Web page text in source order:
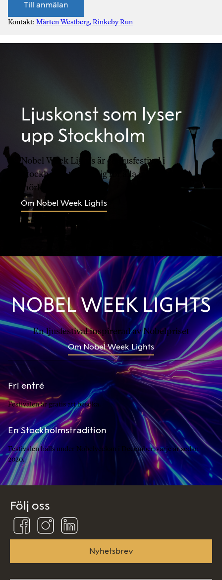
Till anmälan
Kontakt: Mårten Westberg, Rinkeby Run
Ljuskonst som lyser
upp Stockholm
Nobel Week Lights är en ljusfestival i
Stockholm, tillgänglig för alla under årets
mörkaste tid.
Om Nobel Week Lights
NOBEL WEEK LIGHTS
En ljusfestival inspirerad av Nobelpriset
Om Nobel Week Lights
Fri entré
Festivalen är gratis att besöka.
En Stockholmstradition
Festivalen hålls under Nobelveckan i December, varje år sedan
2020.
Följ oss
Följ
oss
på
Följ
på
InstagramLinkedin
Nyhetsbrev